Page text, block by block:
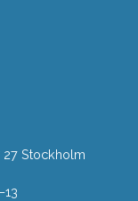
27 Stockholm